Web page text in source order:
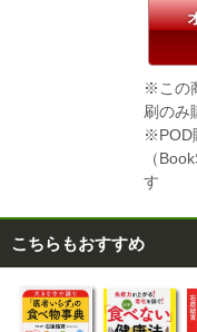
※この
刷のみ
※POD
（
す
こちらもおすすめ